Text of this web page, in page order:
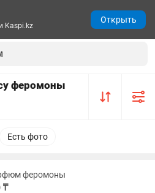
феромоны
Есть фото
феромоны
₸
Kaspi.kz
Открыть